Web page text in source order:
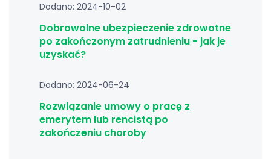
Dodano: 2024-10-02
Dobrowolne ubezpieczenie zdrowotne
po zakończonym zatrudnieniu - jak je
uzyskać?
Dodano: 2024-06-24
Rozwiązanie umowy o pracę z
emerytem lub rencistą po
zakończeniu choroby